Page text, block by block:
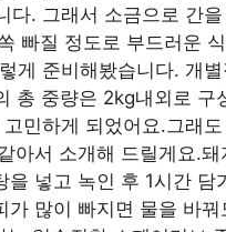
. 그래서 소금으로 간
빠질 정도로 부드러운
게 준비해봤습니다. 개
총 중량은 2kg내외로 구
민하게 되었어요.그래
아서 소개해 드릴게요.돼
넣고 녹인 후 1시간 담
많이 빠지면 물을 바